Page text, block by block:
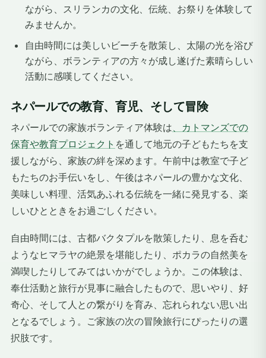
ながら、スリランカの文化、伝統、お祭りを体験して
みませんか。
自由時間には美しいビーチを散策し、太陽の光を浴び
ながら、ボランティアの方々が成し遂げた素晴らしい
活動に感嘆してください。
ネパールでの教育、育児、そして冒険
ネパールでの家族ボランティア体験は、カトマンズでの
保育や教育プロジェクト を通して地元の子どもたちを支
援しながら、家族の絆を深めます。午前中は教室で子ど
もたちのお手伝いをし、午後はネパールの豊かな文化、
美味しい料理、活気あふれる伝統を一緒に発見する、楽
しいひとときをお過ごしください。
自由時間には、古都バクタプルを散策したり、息を呑む
ようなヒマラヤの絶景を堪能したり、ポカラの自然美を
満喫したりしてみてはいかがでしょうか。この体験は、
奉仕活動と旅行が見事に融合したもので、思いやり、好
奇心、そして人との繋がりを育み、忘れられない思い出
となるでしょう。ご家族の次の冒険旅行にぴったりの選
択肢です。